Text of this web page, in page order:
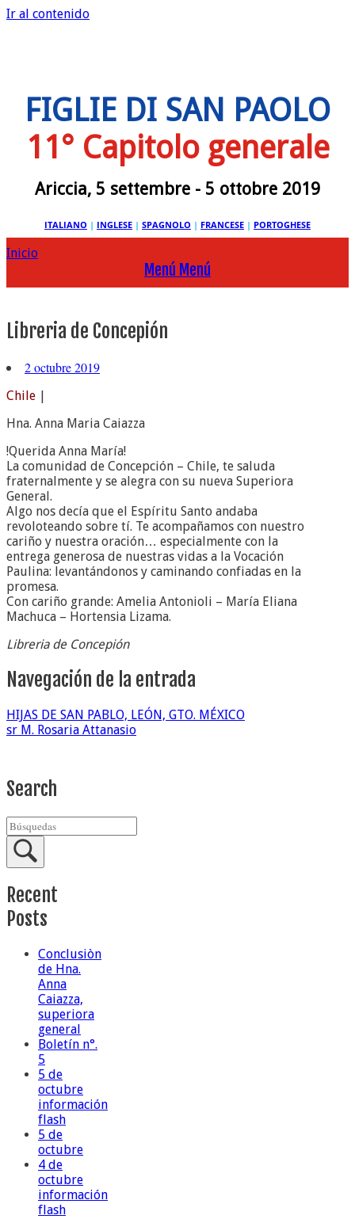
Ir al contenido
FIGLIE DI SAN PAOLO
11° Capitolo generale
Ariccia, 5 settembre - 5 ottobre 2019
ITALIANO | INGLESE | SPAGNOLO | FRANCESE | PORTOGHESE
Inicio
Menú Menú
Libreria de Concepión
2 octubre 2019
Chile |
Hna. Anna Maria Caiazza
!Querida Anna María!
La comunidad de Concepción – Chile, te saluda
fraternalmente y se alegra con su nueva Superiora
General.
Algo nos decía que el Espíritu Santo andaba
revoloteando sobre tí. Te acompañamos con nuestro
cariño y nuestra oración… especialmente con la
entrega generosa de nuestras vidas a la Vocación
Paulina: levantándonos y caminando confiadas en la
promesa.
Con cariño grande: Amelia Antonioli – María Eliana
Machuca – Hortensia Lizama.
Libreria de Concepión
Navegación de la entrada
HIJAS DE SAN PABLO, LEÓN, GTO. MÉXICO
sr M. Rosaria Attanasio
Search
Recent
Posts
Conclusiòn
de Hna.
Anna
Caiazza,
superiora
general
Boletín n°.
5
5 de
octubre
información
flash
5 de
octubre
4 de
octubre
información
flash